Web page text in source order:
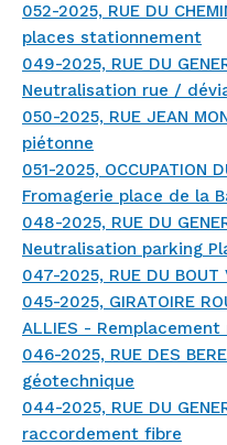
052-2025, RUE DU
places stationnement
049-2025, RUE DU
Neutralisation rue /
050-2025, RUE JEAN
piétonne
051-2025, OCCUPATION
Fromagerie place de la
048-2025, RUE DU
Neutralisation parking
047-2025, RUE DU
045-2025, GIRATOIRE
ALLIES -
046-2025, RUE DES
géotechnique
044-2025, RUE DU
raccordement fibre